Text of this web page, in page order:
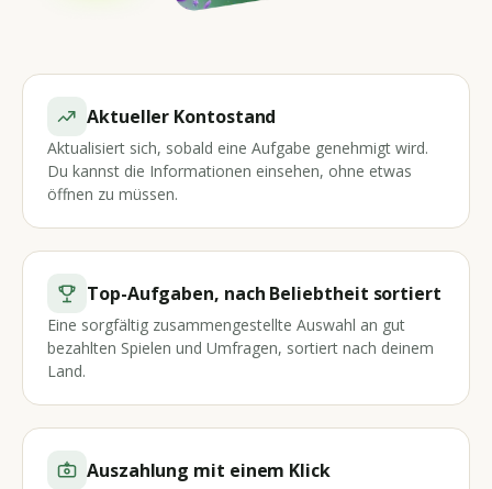
Aktueller Kontostand
Aktualisiert sich, sobald eine Aufgabe genehmigt wird.
Du kannst die Informationen einsehen, ohne etwas
öffnen zu müssen.
Top-Aufgaben, nach Beliebtheit sortiert
Eine sorgfältig zusammengestellte Auswahl an gut
bezahlten Spielen und Umfragen, sortiert nach deinem
Land.
Auszahlung mit einem Klick